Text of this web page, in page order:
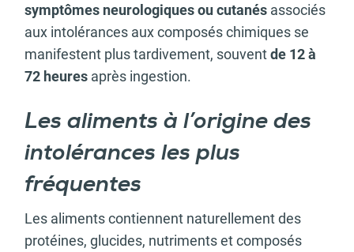
symptômes neurologiques ou cutanés associés
aux intolérances aux composés chimiques se
manifestent plus tardivement, souventde 12 à
72 heures après ingestion.
Les aliments à l’origine des
intolérances les plus
fréquentes
Les aliments contiennent naturellement des
protéines, glucides, nutriments et composés